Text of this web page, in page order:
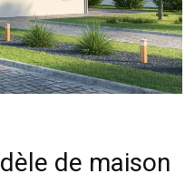
de maison